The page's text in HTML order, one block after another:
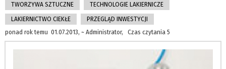
TWORZYWA SZTUCZNE TECHNOLOGIE LAKIERNICZE
LAKIERNICTWO CIEKŁE
PRZEGLĄD INWESTYCJI
ponad rok temu 01.07.2013, ~ Administrator, Czas czytania 5